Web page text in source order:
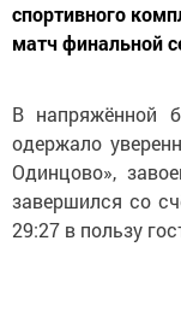
спортивного
матч финальной
В напряжённой
одержало
Одинцово»,
завершился со
29:27 в пользу